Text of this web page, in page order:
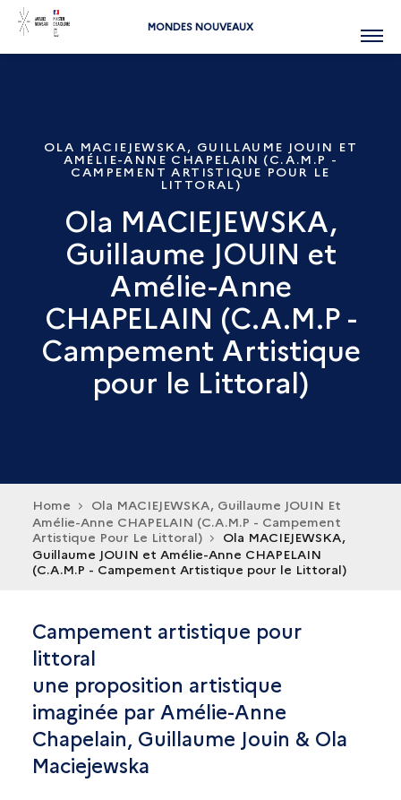
MONDES NOUVEAUX Menu
OLA MACIEJEWSKA, GUILLAUME JOUIN ET
AMÉLIE-ANNE CHAPELAIN (C.A.M.P -
CAMPEMENT ARTISTIQUE POUR LE
LITTORAL)
Ola MACIEJEWSKA,
Guillaume JOUIN et
Amélie-Anne
CHAPELAIN (C.A.M.P -
Campement Artistique
pour le Littoral)
Home
Ola MACIEJEWSKA, Guillaume JOUIN Et
Amélie-Anne CHAPELAIN (C.A.M.P - Campement
Artistique Pour Le Littoral)
Ola MACIEJEWSKA,
Guillaume JOUIN et Amélie-Anne CHAPELAIN
(C.A.M.P - Campement Artistique pour le Littoral)
Campement artistique pour
littoral
une proposition artistique
imaginée par Amélie-Anne
Chapelain, Guillaume Jouin & Ola
Maciejewska